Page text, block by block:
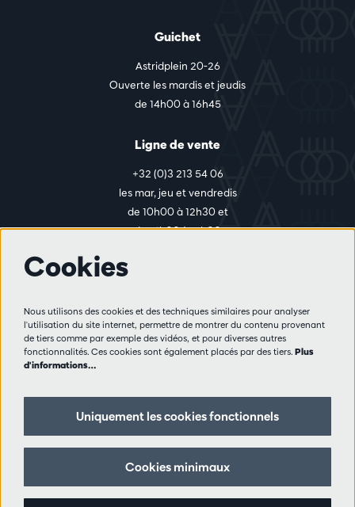
Guichet
Astridplein 20-26
Ouverte les mardis et jeudis
de 14h00 à 16h45
Ligne de vente
+32 (0)3 213 54 06
les mar, jeu et vendredis
de 10h00 à 12h30 et
de 14h00 à 17h00
Règlement des visiteurs
Vie privée
Partenaires
Suivez nous
Cookies
Nous utilisons des cookies et des techniques similaires pour analyser
l'utilisation du site internet, permettre de montrer du contenu provenant
de tiers comme par exemple des vidéos, et pour diverses autres
fonctionnalités. Ces cookies sont également placés par des tiers. Plus
d'informations…
Uniquement les cookies fonctionnels
Cookies minimaux